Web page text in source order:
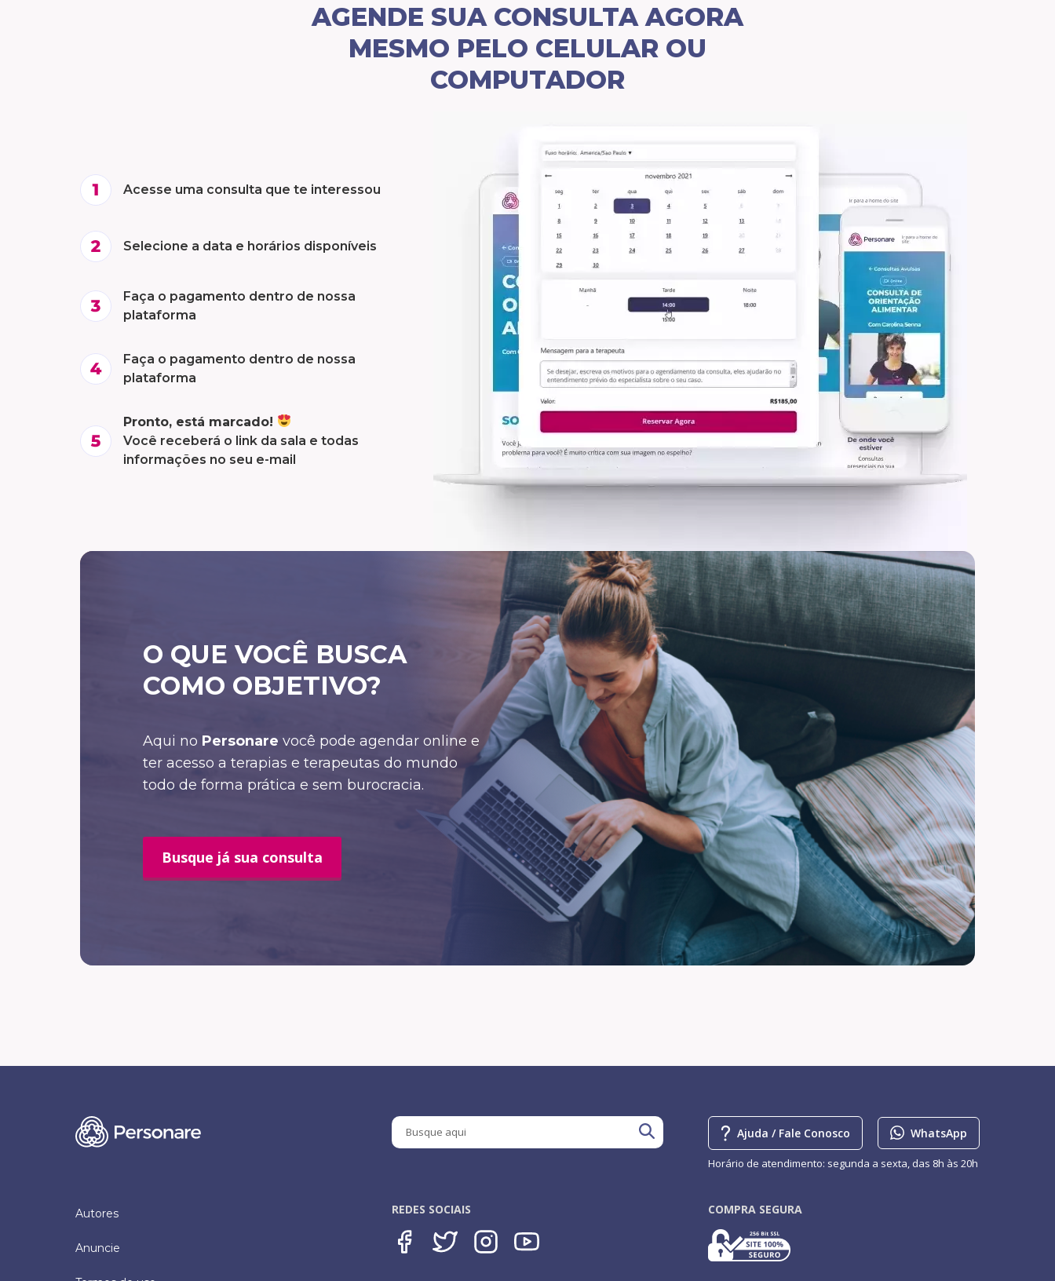
AGENDE SUA CONSULTA AGORA
MESMO PELO CELULAR OU
COMPUTADOR
Acesse uma consulta que te interessou
Selecione a data e horários disponíveis
Faça o pagamento dentro de nossa
plataforma
Faça o pagamento dentro de nossa
plataforma
Pronto, está marcado!
Você receberá o link da sala e todas
informações no seu e-mail
O QUE VOCÊ BUSCA
COMO OBJETIVO?
Aqui no Personare você pode agendar online e
ter acesso a terapias e terapeutas do mundo
todo de forma prática e sem burocracia.
Busque já sua consulta
Ajuda / Fale Conosco WhatsApp
Horário de atendimento: segunda a sexta, das 8h às 20h
Autores
Anuncie
REDES SOCIAIS COMPRA SEGURA